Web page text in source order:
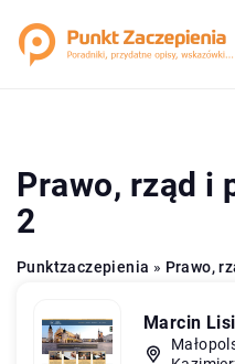
Prawo, rząd i
2
Punktzaczepienia » Prawo,
Marcin